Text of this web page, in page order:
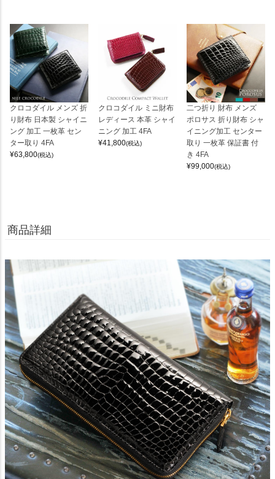
クロコダイル メンズ 折
り財布 日本製 シャイニ
ング 加工 一枚革 セン
ター取り 4FA
¥63,800(税込)
クロコダイル ミニ財布
レディース 本革 シャイ
ニング 加工 4FA
¥41,800(税込)
二つ折り 財布 メンズ
ポロサス 折り財布 シャ
イニング加工 センター
取り 一枚革 保証書 付
き 4FA
¥99,000(税込)
商品詳細